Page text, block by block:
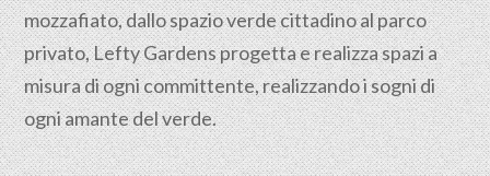
mozzafiato, dallo spazio verde cittadino al parco
privato, Lefty Gardens progetta e realizza spazi a
misura di ogni committente, realizzando i sogni di
ogni amante del verde.